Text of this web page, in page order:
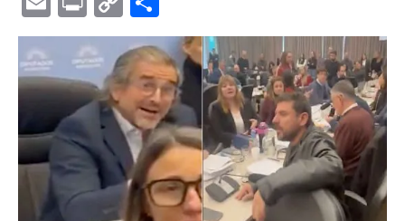
at
s
A
p
p
e
gr
a
m
ce
b
o
o
k
es
ky
e
a
d
s
ke
dI
n
m
bl
r
s
a
g
e
se
n
g
er
m
ail
in
t
o
py
Li
n
k
o
m
p
ar
tir